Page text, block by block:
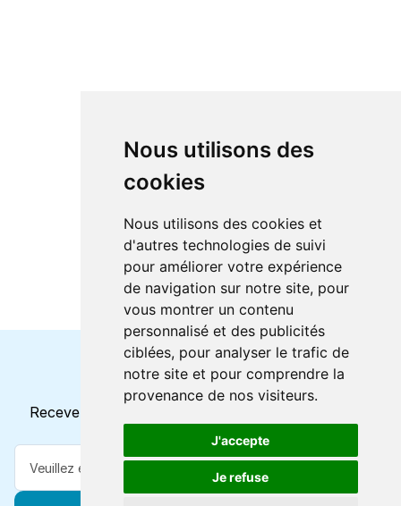
Nous utilisons des
cookies
Nous utilisons des cookies et
d'autres technologies de suivi
pour améliorer votre expérience
de navigation sur notre site, pour
vous montrer un contenu
personnalisé et des publicités
ciblées, pour analyser le trafic de
notre site et pour comprendre la
provenance de nos visiteurs.
J'accepte
Je refuse
Horaires et offres actuels
Recevez toutes les mises à jour dans votre e-mail